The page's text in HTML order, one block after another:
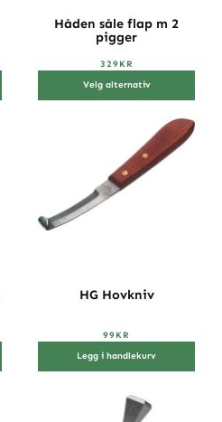
Håden såle flap m 2
pigger
329KR
Velg alternativ
HG Hovkniv
99KR
Legg i handlekurv